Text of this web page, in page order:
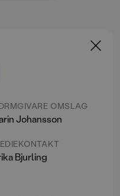
OMSLAG
Johansson
Bjurling